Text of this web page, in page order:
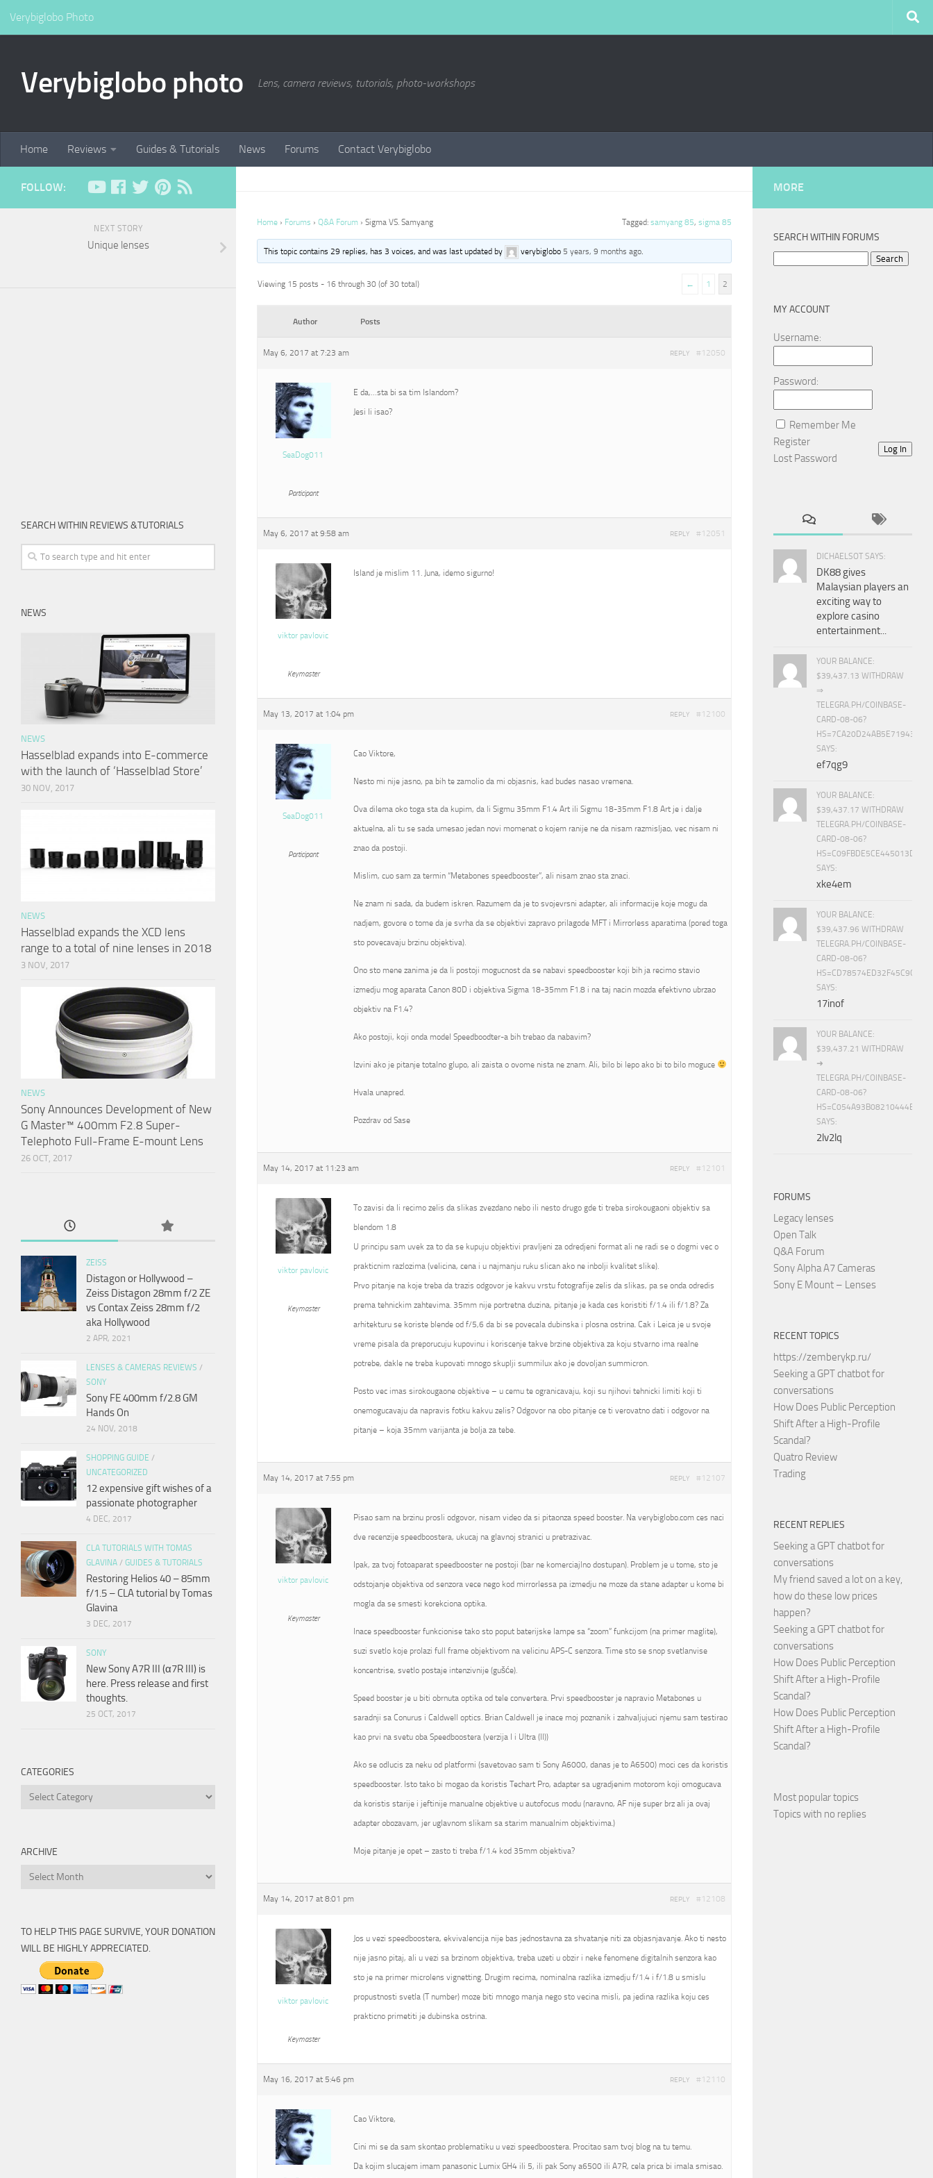
Verybiglobo Photo
Verybiglobo photo Lens, camera reviews, tutorials, photo-workshops
Home Reviews Guides & Tutorials News Forums Contact Verybiglobo
Home › Forums › Q&A Forum › Sigma VS. Samyang Tagged: samyang 85, sigma 85
This topic contains 29 replies, has 3 voices, and was last updated by verybiglobo 5 years, 9 months ago.
Viewing 15 posts - 16 through 30 (of 30 total) ← 1 2
Author Posts
May 6, 2017 at 7:23 am #12050
REPLY
SeaDog011
Participant
E da,…sta bi sa tim Islandom?
Jesi li isao?
May 6, 2017 at 9:58 am #12051
REPLY
viktor pavlovic
Keymaster
Island je mislim 11. Juna, idemo sigurno!
May 13, 2017 at 1:04 pm #12100
REPLY
SeaDog011
Participant
Cao Viktore,
Nesto mi nije jasno, pa bih te zamolio da mi objasnis, kad budes nasao vremena.
Ova dilema oko toga sta da kupim, da li Sigmu 35mm F1.4 Art ili Sigmu 18-35mm F1.8 Art je i dalje
aktuelna, ali tu se sada umesao jedan novi momenat o kojem ranije ne da nisam razmisljao, vec nisam ni
znao da postoji.
Mislim, cuo sam za termin “Metabones speedbooster”, ali nisam znao sta znaci.
Ne znam ni sada, da budem iskren. Razumem da je to svojevrsni adapter, ali informacije koje mogu da
nadjem, govore o tome da je svrha da se objektivi zapravo prilagode MFT i Mirrorless aparatima (pored toga
sto povecavaju brzinu objektiva).
Ono sto mene zanima je da li postoji mogucnost da se nabavi speedbooster koji bih ja recimo stavio
izmedju mog aparata Canon 80D i objektiva Sigma 18-35mm F1.8 i na taj nacin mozda efektivno ubrzao
objektiv na F1.4?
Ako postoji, koji onda model Speedboodter-a bih trebao da nabavim?
Izvini ako je pitanje totalno glupo, ali zaista o ovome nista ne znam. Ali, bilo bi lepo ako bi to bilo moguce
Hvala unapred.
Pozdrav od Sase
May 14, 2017 at 11:23 am #12101
REPLY
viktor pavlovic
Keymaster
To zavisi da li recimo zelis da slikas zvezdano nebo ili nesto drugo gde ti treba sirokougaoni objektiv sa
blendom 1.8
U principu sam uvek za to da se kupuju objektivi pravljeni za odredjeni format ali ne radi se o dogmi vec o
prakticnim razlozima (velicina, cena i u najmanju ruku slican ako ne inbolji kvalitet slike).
Prvo pitanje na koje treba da trazis odgovor je kakvu vrstu fotografije zelis da slikas, pa se onda odredis
prema tehnickim zahtevima. 35mm nije portretna duzina, pitanje je kada ces koristiti f/1.4 ili f/1.8? Za
arhitekturu se koriste blende od f/5,6 da bi se povecala dubinska i plosna ostrina. Cak i Leica je u svoje
vreme pisala da preporucuju kupovinu i koriscenje takve brzine objektiva za koju stvarno ima realne
potrebe, dakle ne treba kupovati mnogo skuplji summilux ako je dovoljan summicron.
Posto vec imas sirokougaone objektive – u cemu te ogranicavaju, koji su njihovi tehnicki limiti koji ti
onemogucavaju da napravis fotku kakvu zelis? Odgovor na obo pitanje ce ti verovatno dati i odgovor na
pitanje – koja 35mm varijanta je bolja za tebe.
May 14, 2017 at 7:55 pm #12107
REPLY
viktor pavlovic
Keymaster
Pisao sam na brzinu prosli odgovor, nisam video da si pitaonza speed booster. Na verybiglobo.com ces naci
dve recenzije speedboostera, ukucaj na glavnoj stranici u pretrazivac.
Ipak, za tvoj fotoaparat speedbooster ne postoji (bar ne komerciajlno dostupan). Problem je u tome, sto je
odstojanje objektiva od senzora vece nego kod mirrorlessa pa izmedju ne moze da stane adapter u kome bi
mogla da se smesti korekciona optika.
Inace speedbooster funkcionise tako sto poput baterijske lampe sa “zoom” funkcijom (na primer maglite),
suzi svetlo koje prolazi full frame objektivom na velicinu APS-C senzora. Time sto se snop svetlanvise
koncentrise, svetlo postaje intenzivnije (gušće).
Speed booster je u biti obrnuta optika od tele convertera. Prvi speedbooster je napravio Metabones u
saradnji sa Conurus i Caldwell optics. Brian Caldwell je inace moj poznanik i zahvaljujuci njemu sam testirao
kao prvi na svetu oba Speedboostera (verzija I i Ultra (II))
Ako se odlucis za neku od platformi (savetovao sam ti Sony A6000, danas je to A6500) moci ces da koristis
speedbooster. Isto tako bi mogao da koristis Techart Pro, adapter sa ugradjenim motorom koji omogucava
da koristis starije i jeftinije manualne objektive u autofocus modu (naravno, AF nije super brz ali ja ovaj
adapter obozavam, jer uglavnom slikam sa starim manualnim objektivima.)
Moje pitanje je opet – zasto ti treba f/1.4 kod 35mm objektiva?
May 14, 2017 at 8:01 pm #12108
REPLY
viktor pavlovic
Keymaster
Jos u vezi speedboostera, ekvivalencija nije bas jednostavna za shvatanje niti za objasnjavanje. Ako ti nesto
nije jasno pitaj, ali u vezi sa brzinom objektiva, treba uzeti u obzir i neke fenomene digitalnih senzora kao
sto je na primer microlens vignetting. Drugim recima, nominalna razlika izmedju f/1.4 i f/1.8 u smislu
propustnosti svetla (T number) moze biti mnogo manja nego sto vecina misli, pa jedina razlika koju ces
prakticno primetiti je dubinska ostrina.
May 16, 2017 at 5:46 pm #12110
REPLY
Cao Viktore,
Cini mi se da sam skontao problematiku u vezi speedboostera. Procitao sam tvoj blog na tu temu.
Da kojim slucajem imam panasonic Lumix GH4 ili 5, ili pak Sony a6500 ili A7R, cela prica bi imala smisao.
FOLLOW:
NEXT STORY
Unique lenses
SEARCH WITHIN REVIEWS &TUTORIALS
NEWS
NEWS
Hasselblad expands into E-commerce
with the launch of ‘Hasselblad Store’
30 NOV, 2017
NEWS
Hasselblad expands the XCD lens
range to a total of nine lenses in 2018
3 NOV, 2017
NEWS
Sony Announces Development of New
G Master™ 400mm F2.8 Super-
Telephoto Full-Frame E-mount Lens
26 OCT, 2017
ZEISS
Distagon or Hollywood –
Zeiss Distagon 28mm f/2 ZE
vs Contax Zeiss 28mm f/2
aka Hollywood
2 APR, 2021
LENSES & CAMERAS REVIEWS /
SONY
Sony FE 400mm f/2.8 GM
Hands On
24 NOV, 2018
SHOPPING GUIDE /
UNCATEGORIZED
12 expensive gift wishes of a
passionate photographer
4 DEC, 2017
CLA TUTORIALS WITH TOMAS
GLAVINA / GUIDES & TUTORIALS
Restoring Helios 40 – 85mm
f/1.5 – CLA tutorial by Tomas
Glavina
3 DEC, 2017
SONY
New Sony A7R III (α7R III) is
here. Press release and first
thoughts.
25 OCT, 2017
CATEGORIES
Categories
ARCHIVE
Archive
TO HELP THIS PAGE SURVIVE, YOUR DONATION
WILL BE HIGHLY APPRECIATED.
MORE
SEARCH WITHIN FORUMS
MY ACCOUNT
Username:
Password:
Remember Me
Log In
Register
Lost Password
DICHAELSOT SAYS:
DK88 gives
Malaysian players an
exciting way to
explore casino
entertainment...
YOUR BALANCE:
$39,437.13 WITHDRAW
⇒
TELEGRA.PH/COINBASE-
CARD-08-06?
SAYS:
ef7qg9
YOUR BALANCE:
$39,437.17 WITHDRAW
TELEGRA.PH/COINBASE-
CARD-08-06?
SAYS:
xke4em
YOUR BALANCE:
$39,437.96 WITHDRAW
TELEGRA.PH/COINBASE-
CARD-08-06?
SAYS:
17inof
YOUR BALANCE:
$39,437.21 WITHDRAW
➜
TELEGRA.PH/COINBASE-
CARD-08-06?
SAYS:
2lv2lq
FORUMS
Legacy lenses
Open Talk
Q&A Forum
Sony Alpha A7 Cameras
Sony E Mount – Lenses
RECENT TOPICS
https://zemberykp.ru/
Seeking a GPT chatbot for
conversations
How Does Public Perception
Shift After a High-Profile
Scandal?
Quatro Review
Trading
RECENT REPLIES
Seeking a GPT chatbot for
conversations
My friend saved a lot on a key,
how do these low prices
happen?
Seeking a GPT chatbot for
conversations
How Does Public Perception
Shift After a High-Profile
Scandal?
How Does Public Perception
Shift After a High-Profile
Scandal?
Most popular topics
Topics with no replies